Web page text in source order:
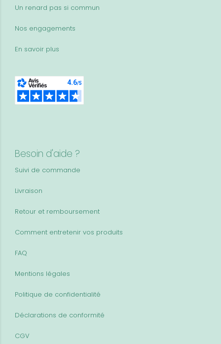
Un renard pas si commun
Nos engagements
En savoir plus
Besoin d'aide ?
Suivi de commande
Livraison
Retour et remboursement
Comment entretenir vos produits
FAQ
Mentions légales
Politique de confidentialité
Déclarations de conformité
CGV